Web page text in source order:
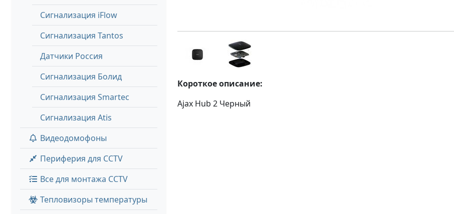
Сигнализация iFlow
Сигнализация Tantos
Датчики Россия
Сигнализация Болид
Сигнализация Smartec
Сигнализация Atis
Видеодомофоны
Периферия для CCTV
Все для монтажа CCTV
Тепловизоры температуры
Короткое описание:
Ajax Hub 2 Черный